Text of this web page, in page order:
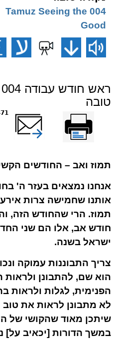
004 Tamuz Seeing the
Good
טובה
שלח דף במייל
תמוז ואב – החודשים
אנחנו נמצאים בעזר ה'
אותנו שחמישה צרות
תמוז. הרי שהחודש הזה,
חודש אב, אלו הם שני
ישראל בשנה.
צריך התבוננות עמוקה
הוא שם, להתבונן ולראות
הפנימית, לגלות
לא מתבונן לראות את
שיתכן מאוד שהקושי של
במשך הדורות [יכאיב על]